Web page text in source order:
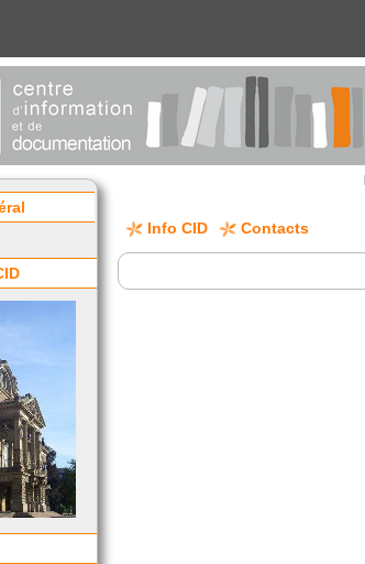
Info CID Contacts